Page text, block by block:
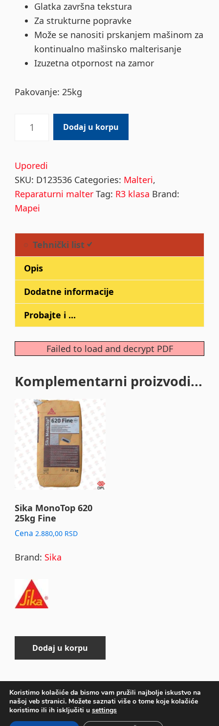
Glatka završna tekstura
Za strukturne popravke
Može se nanositi prskanjem mašinom za
kontinualno mašinsko malterisanje
Izuzetna otpornost na zamor
Pakovanje: 25kg
quantity
Dodaj u korpu
Uporedi
SKU: D123536 Categories: Malteri,
Reparaturni malter Tag: R3 klasa Brand:
Mapei
Tehnički list
Opis
Dodatne informacije
Probajte i ...
Failed to load and decrypt PDF
Komplementarni proizvodi...
Sika MonoTop 620
25kg Fine
Cena 2.880,00 RSD
Brand: Sika
Dodaj u korpu
Primary
Sidebar
COPYRIGHT © 2026 ·DEVKIT PARALLAXON
Koristimo kolačiće da bismo vam pružili najbolje iskustvo na
našoj veb stranici. Možete saznati više o tome koje kolačiće
koristimo ili ih isključiti u settings